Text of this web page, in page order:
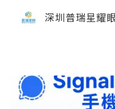
深圳普瑞星耀